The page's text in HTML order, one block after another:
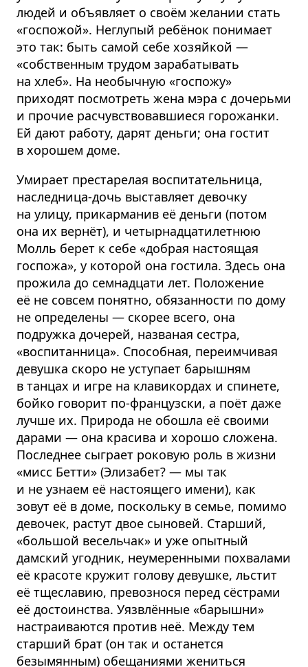
людей и объявляет о своём желании стать
«госпожой». Неглупый ребёнок понимает
это так: быть самой себе хозяйкой —
«собственным трудом зарабатывать
на хлеб». На необычную «госпожу»
приходят посмотреть жена мэра с дочерьми
и прочие расчувствовавшиеся горожанки.
Ей дают работу, дарят деньги; она гостит
в хорошем доме.
Умирает престарелая воспитательница,
наследница-дочь выставляет девочку
на улицу, прикарманив её деньги (потом
она их вернёт), и четырнадцатилетнюю
Молль берет к себе «добрая настоящая
госпожа», у которой она гостила. Здесь она
прожила до семнадцати лет. Положение
её не совсем понятно, обязанности по дому
не определены — скорее всего, она
подружка дочерей, названая сестра,
«воспитанница». Способная, переимчивая
девушка скоро не уступает барышням
в танцах и игре на клавикордах и спинете,
бойко говорит по-французски, а поёт даже
лучше их. Природа не обошла её своими
дарами — она красива и хорошо сложена.
Последнее сыграет роковую роль в жизни
«мисс Бетти» (Элизабет? — мы так
и не узнаем её настоящего имени), как
зовут её в доме, поскольку в семье, помимо
девочек, растут двое сыновей. Старший,
«большой весельчак» и уже опытный
дамский угодник, неумеренными похвалами
её красоте кружит голову девушке, льстит
её тщеславию, превознося перед сёстрами
её достоинства. Уязвлённые «барышни»
настраиваются против неё. Между тем
старший брат (он так и останется
безымянным) обещаниями жениться